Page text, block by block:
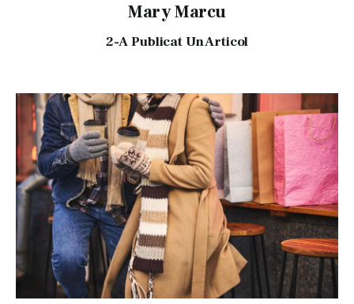
Mary Marcu
2-a Publicat Un Articol